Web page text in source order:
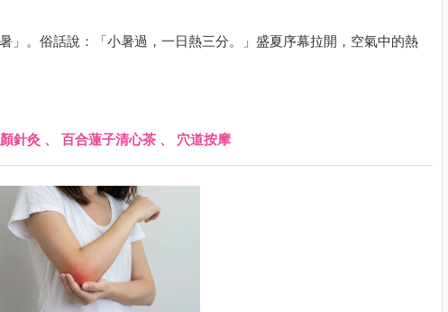
」。俗話說：「小暑過，一日熱三分。」盛夏序幕拉開，空氣中的熱
針灸 、 百合蓮子清心茶 、 穴道按摩